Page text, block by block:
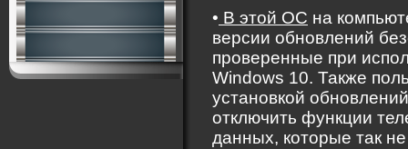
• В этой ОС на
версии обновлений
проверенные при
Windows 10. Также
установкой
отключить функции
данных, которые так